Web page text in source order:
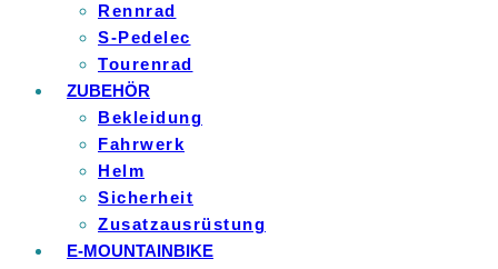
Rennrad
S-Pedelec
Tourenrad
ZUBEHÖR
Bekleidung
Fahrwerk
Helm
Sicherheit
Zusatzausrüstung
E-MOUNTAINBIKE